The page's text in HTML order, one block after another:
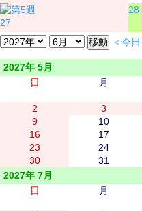
27
28
＜今
2027年 5月
日
月
2
3
9
10
16
17
23
24
30
31
2027年 7月
日
月